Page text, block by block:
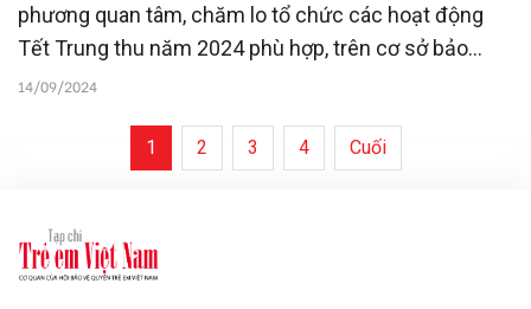
phương quan tâm, chăm lo tổ chức các hoạt động
Tết Trung thu năm 2024 phù hợp, trên cơ sở bảo
đảm an toàn, tiết kiệm, thực chất, không phô trương,
ảnh hưởng bởi bão, lũ lụt được sớm trở lại trường học
14/09/2024
1 2 3 4 Cuối